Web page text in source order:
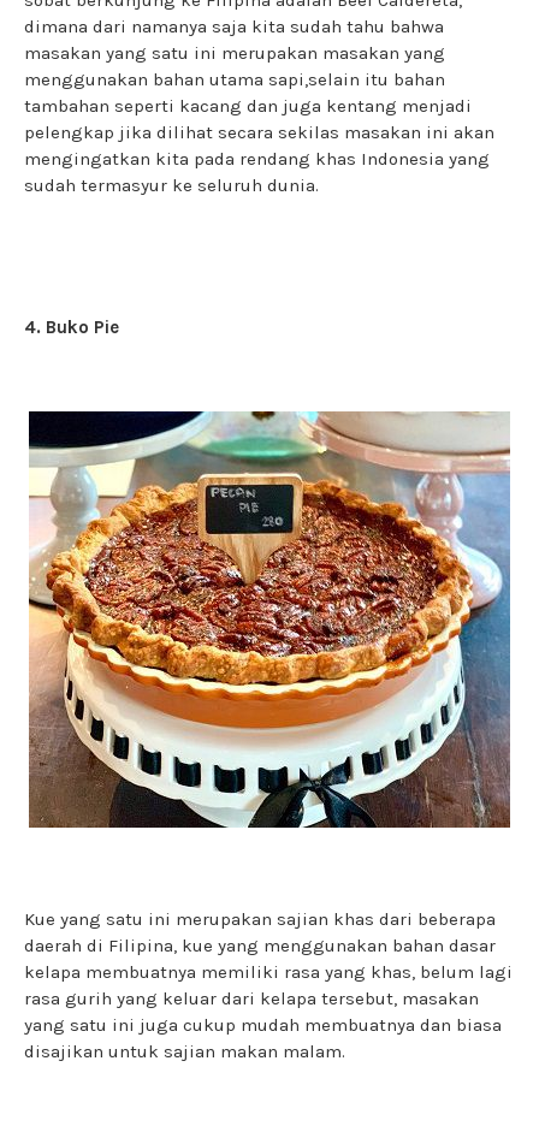
dimana dari namanya saja kita sudah tahu bahwa
masakan yang satu ini merupakan masakan yang
menggunakan bahan utama sapi,selain itu bahan
tambahan seperti kacang dan juga kentang menjadi
pelengkap jika dilihat secara sekilas masakan ini akan
mengingatkan kita pada rendang khas Indonesia yang
sudah termasyur ke seluruh dunia.
4. Buko Pie
Kue yang satu ini merupakan sajian khas dari beberapa
daerah di Filipina, kue yang menggunakan bahan dasar
kelapa membuatnya memiliki rasa yang khas, belum lagi
rasa gurih yang keluar dari kelapa tersebut, masakan
yang satu ini juga cukup mudah membuatnya dan biasa
disajikan untuk sajian makan malam.